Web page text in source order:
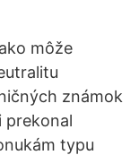
môže
známok
prekonal
typu